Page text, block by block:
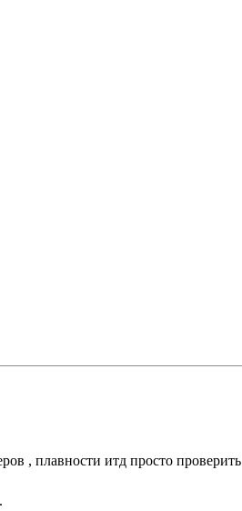
, плавности итд просто